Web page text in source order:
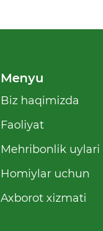
Menyu
Biz haqimizda
Faoliyat
Mehribonlik uylari
Homiylar uchun
Axborot xizmati